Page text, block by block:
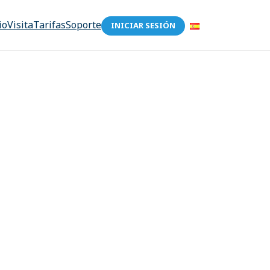
VisitaTarifasSoporte INICIAR SESIÓN